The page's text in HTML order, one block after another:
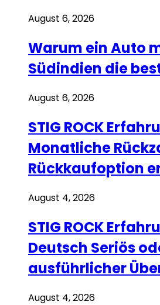
August 6, 2026
Warum ein Auto
Südindien die
August 6, 2026
STIG ROCK
Monatliche
Rückkaufoption
August 4, 2026
STIG ROCK
Deutsch Seriös
ausführlicher
August 4, 2026